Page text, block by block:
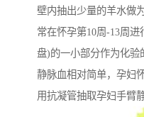
壁内抽出少量的羊水做
常在怀孕第10周-13周
盘)的一小部分作为化验
静脉血相对简单，孕妇
用抗凝管抽取孕妇手臂